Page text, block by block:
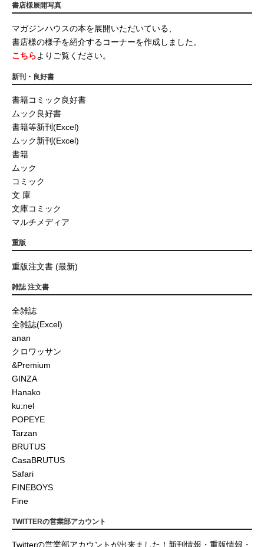
書店様展開写真
マガジンハウスの本を展開いただいている、
書店様の様子を紹介するコーナーを作成しました。
こちらよりご覧ください。
新刊・良好書
書籍コミック良好書
ムック良好書
書籍等新刊(Excel)
ムック新刊(Excel)
書籍
ムック
コミック
文 庫
文庫コミック
マルチメディア
重版
重版注文書 (最新)
雑誌 注文書
全雑誌
全雑誌(Excel)
anan
クロワッサン
&Premium
GINZA
Hanako
ku:nel
POPEYE
Tarzan
BRUTUS
CasaBRUTUS
Safari
FINEBOYS
Fine
TWITTERの営業部アカウント
Twitterの営業部アカウントが出来ました！新刊情報・重版情報・